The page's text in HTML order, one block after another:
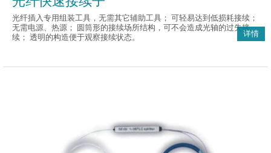
光纤插入专用组装工具，无需其它辅助工具； 可轻易达到低损耗接续；
无需电源、热源； 圆筒形的接续场所结构，可不会造成光轴的过失接
续； 透明的构造便于观察接续状态。
详情